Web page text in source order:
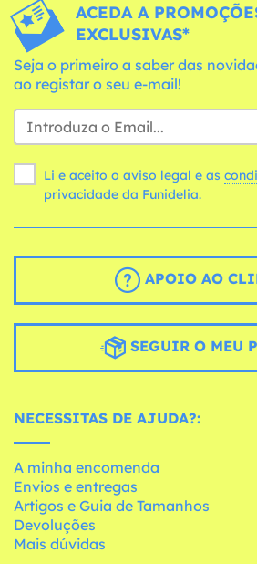
ACEDA A
EXCLUSIVAS*
Seja o primeiro a saber das
ao registar o seu e-mail!
Li e aceito o aviso legal e as
privacidade da Funidelia.
APOIO AO
SEGUIR O MEU
NECESSITAS DE AJUDA?:
A minha encomenda
Envios e entregas
Artigos e Guia de Tamanhos
Devoluções
Mais dúvidas